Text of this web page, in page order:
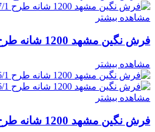
مشاهده بیشتر
فرش نگین مشهد 1200 شانه طرح 1247/1 بژ طلایی
مشاهده بیشتر
مشاهده بیشتر
فرش نگین مشهد 1200 شانه طرح 1246/1 بژ